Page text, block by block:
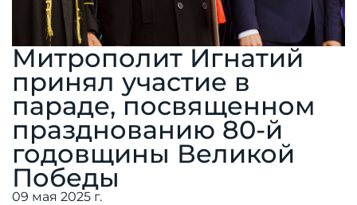
Митрополит Игнатий
принял участие в
параде, посвященном
празднованию 80-й
годовщины Великой
Победы
09 мая 2025 г.